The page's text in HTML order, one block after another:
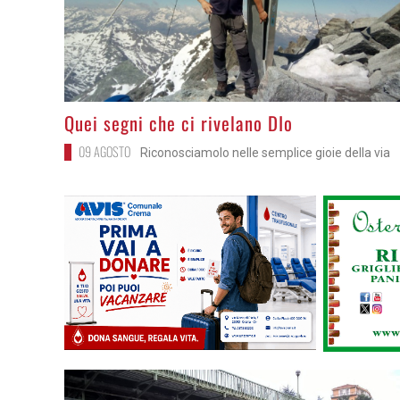
>
Quei segni che ci rivelano DIo
09 AGOSTO Riconosciamolo nelle semplice gioie della via